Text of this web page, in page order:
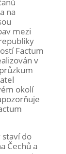
na
mezi
Factum
v
okolí
do
Čechů a